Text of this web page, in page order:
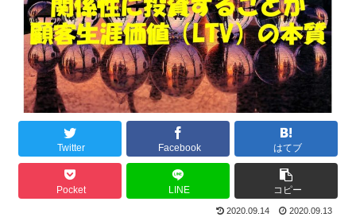
Twitter Facebook はてブ
Pocket LINE コピー
2020.09.14 2020.09.13